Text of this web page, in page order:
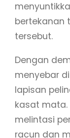
bertekanan
tersebut.
Dengan
menyebar
lapisan
kasat mata.
melintasi
racun dan